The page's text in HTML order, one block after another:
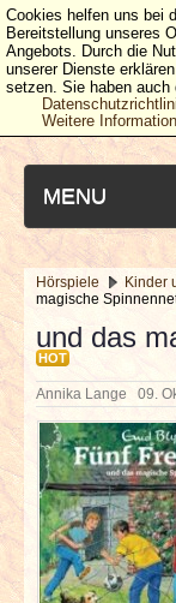
MENU
NEUESTE
NEWS &
BERICHTE
INTERVIEWS
Hörspiele Kinder
magische
und das
HOT
Annika Lange 09.
Cookies helfen uns bei
Bereitstellung unseres
Angebots. Durch die
unserer Dienste
setzen. Sie haben auch
Weitere